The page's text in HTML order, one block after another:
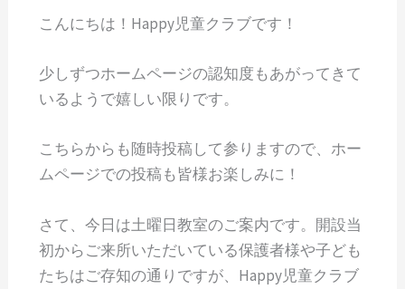
こんにちは！Happy児童クラブです！
少しずつホームページの認知度もあがってきて
いるようで嬉しい限りです。
こちらからも随時投稿して参りますので、ホー
ムページでの投稿も皆様お楽しみに！
さて、今日は土曜日教室のご案内です。開設当
初からご来所いただいている保護者様や子ども
たちはご存知の通りですが、Happy児童クラブ